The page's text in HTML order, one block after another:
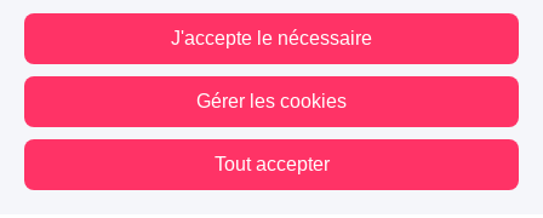
La phrase "est ce qu'il faut que je vous porte
jusqu'à votre chambre" est so 🔥
2 J'aime Répondre Signaler
J'accepte le nécessaire
Gérer les cookies
Tout accepter